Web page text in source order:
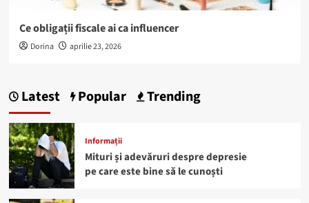
Ce obligații fiscale ai ca influencer
Dorina aprilie 23, 2026
Latest Popular Trending
Informații
Mituri și adevăruri despre depresie
pe care este bine să le cunoști